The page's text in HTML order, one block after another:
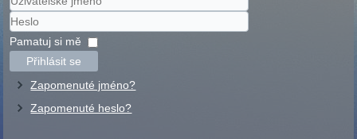
Uživatelské
jméno
Heslo
Pamatuj si mě
Přihlásit se
Zapomenuté jméno?
Zapomenuté heslo?